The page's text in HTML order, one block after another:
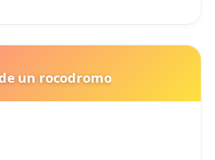
un rocodromo